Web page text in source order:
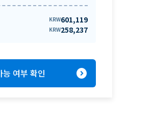
KRW601,119
KRW258,237
능 여부 확인 expand_circle_right